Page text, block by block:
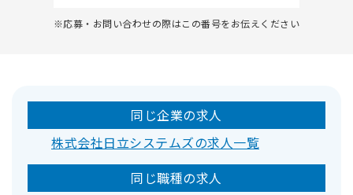
※応募・お問い合わせの際はこの番号をお伝えください
同じ企業の求人
株式会社日立システムズの求人一覧
同じ職種の求人